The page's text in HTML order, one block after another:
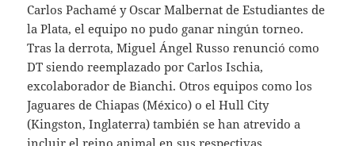
Carlos Pachamé y Oscar Malbernat de Estudiantes de
la Plata, el equipo no pudo ganar ningún torneo.
Tras la derrota, Miguel Ángel Russo renunció como
DT siendo reemplazado por Carlos Ischia,
excolaborador de Bianchi. Otros equipos como los
Jaguares de Chiapas (México) o el Hull City
(Kingston, Inglaterra) también se han atrevido a